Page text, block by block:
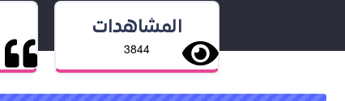
المشاهدات
3844